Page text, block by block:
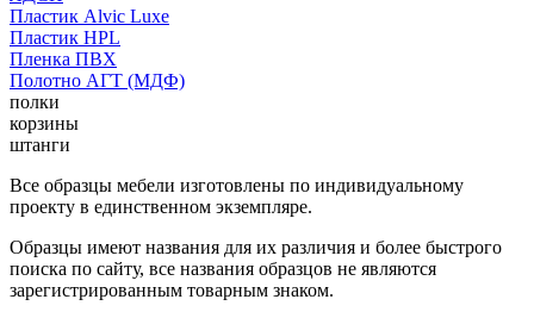
Пластик Alvic Luxe
Пластик HPL
Пленка ПВХ
Полотно АГТ (МДФ)
полки
корзины
штанги
Все образцы мебели изготовлены по индивидуальному
проекту в единственном экземпляре.
Образцы имеют названия для их различия и более быстрого
поиска по сайту, все названия образцов не являются
зарегистрированным товарным знаком.